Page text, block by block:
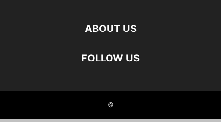
ABOUT US
FOLLOW US
©